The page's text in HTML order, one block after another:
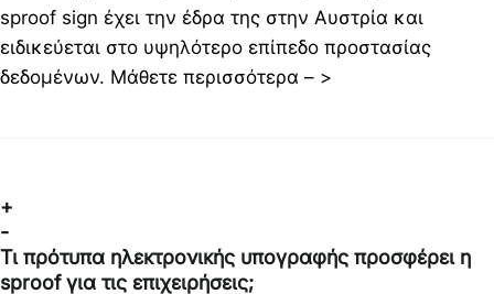
sproof sign έχει την έδρα της στην Αυστρία και
ειδικεύεται στο υψηλότερο επίπεδο προστασίας
δεδομένων. Μάθετε περισσότερα – >
+
-
Τι πρότυπα ηλεκτρονικής υπογραφής προσφέρει η
sproof για τις επιχειρήσεις;